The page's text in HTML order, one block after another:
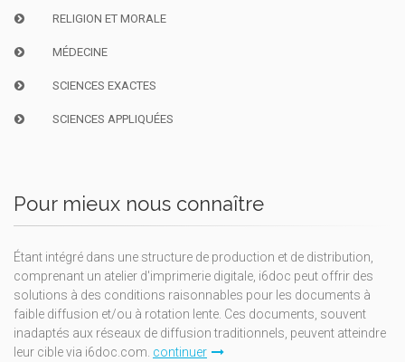
RELIGION ET MORALE
MÉDECINE
SCIENCES EXACTES
SCIENCES APPLIQUÉES
Pour mieux nous connaître
Étant intégré dans une structure de production et de distribution,
comprenant un atelier d'imprimerie digitale, i6doc peut offrir des
solutions à des conditions raisonnables pour les documents à
faible diffusion et/ou à rotation lente. Ces documents, souvent
inadaptés aux réseaux de diffusion traditionnels, peuvent atteindre
leur cible via i6doc.com. continuer